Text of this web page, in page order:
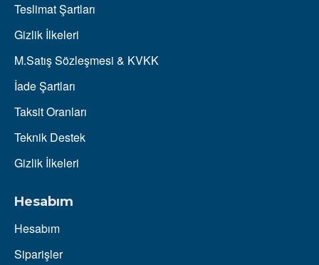
Teslimat Şartları
Gizlik İlkeleri
M.Satış Sözleşmesi & KVKK
İade Şartları
Taksit Oranları
Teknik Destek
Gizlik İlkeleri
Hesabım
Hesabım
Siparişler